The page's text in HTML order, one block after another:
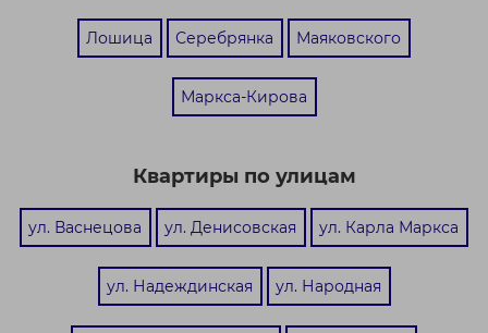
Лошица Серебрянка Маяковского
Маркса-Кирова
Квартиры по улицам
ул. Васнецова ул. Денисовская ул. Карла Маркса
ул. Надеждинская ул. Народная